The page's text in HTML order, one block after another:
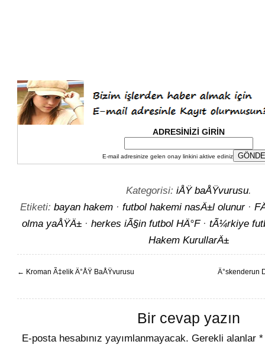
ADRESİNİZİ GİRİN
E-mail adresinize gelen onay linkini aktive ediniz
Kategorisi: iÅŸ baÅŸvurusu.
Etiketi: bayan hakem· futbol hakemi nasÄ±l olunur·
olma yaÅŸÄ±· herkes iÃ§in futbol HÄ°F· tÃ¼rkiye
Hakem KurullarÄ±
← Kroman Ã‡elik Ä°ÅŸ BaÅŸvurusu Ä°skenderun
Bir cevap yazın
E-posta hesabınız yayımlanmayacak. Gerekli alanlar *